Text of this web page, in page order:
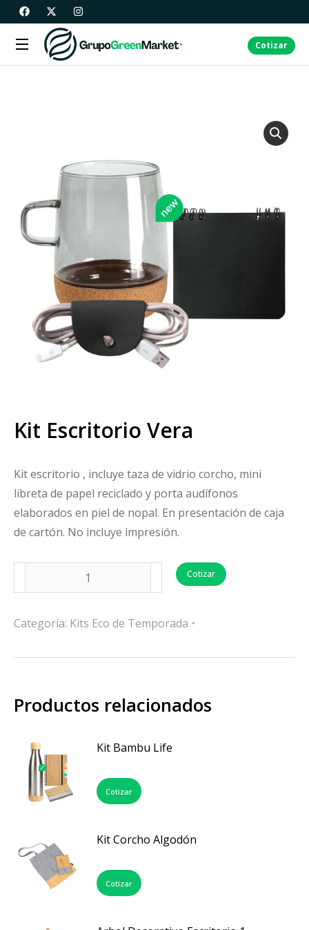
Cotizar
Kit Escritorio Vera
Kit escritorio , incluye taza de vidrio corcho, mini
libreta de papel reciclado y porta audífonos
elaborados en piel de nopal. En presentación de caja
de cartón. No incluye impresión.
Cotizar
Categoría: Kits Eco de Temporada
Productos relacionados
Kit Bambu Life
Cotizar
Kit Corcho Algodón
Cotizar